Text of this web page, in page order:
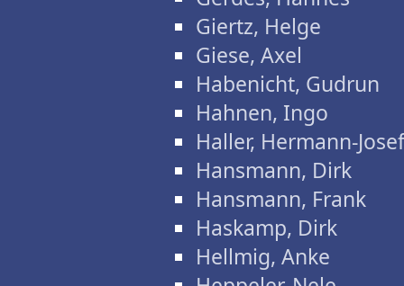
Giertz, Helge
Giese, Axel
Habenicht, Gudrun
Hahnen, Ingo
Haller, Hermann-Josef
Hansmann, Dirk
Hansmann, Frank
Haskamp, Dirk
Hellmig, Anke